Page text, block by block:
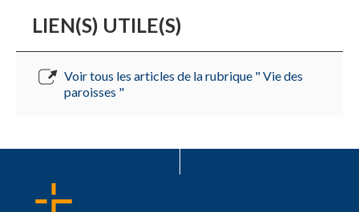
LIEN(S) UTILE(S)
Voir tous les articles de la rubrique " Vie des
paroisses "